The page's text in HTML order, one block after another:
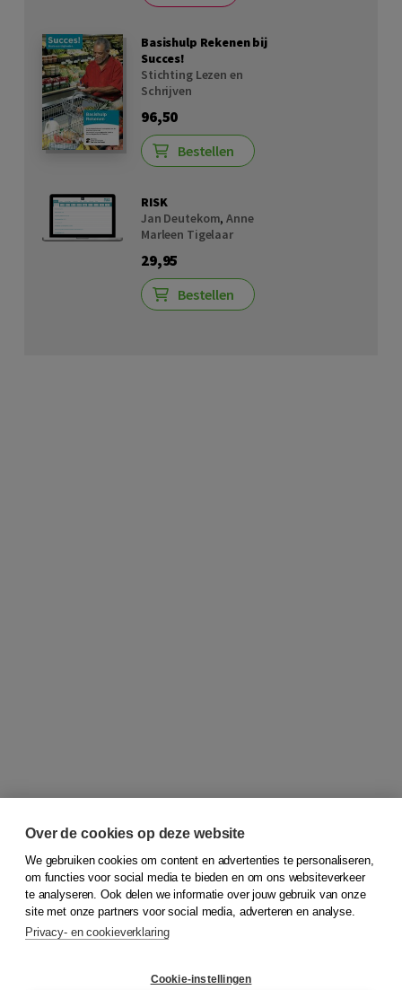
Basishulp Rekenen bij
Succes!
Stichting Lezen en
Schrijven
96,50
Bestellen
RISK
Jan Deutekom,Anne
Marleen Tigelaar
29,95
Bestellen
© 2026Koninklijke Boom uitgevers
Over de cookies op deze website
We gebruiken cookies om content en advertenties te personaliseren,
om functies voor social media te bieden en om ons websiteverkeer
te analyseren. Ook delen we informatie over jouw gebruik van onze
site met onze partners voor social media, adverteren en analyse.
Privacy- en cookieverklaring
Cookie-instellingen